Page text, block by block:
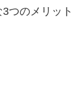
つのメリット